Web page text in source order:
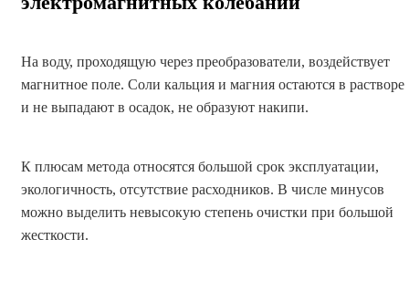
На воду, проходящую через преобразователи, воздействует
магнитное поле. Соли кальция и магния остаются в растворе
и не выпадают в осадок, не образуют накипи.
К плюсам метода относятся большой срок эксплуатации,
экологичность, отсутствие расходников. В числе минусов
можно выделить невысокую степень очистки при большой
жесткости.